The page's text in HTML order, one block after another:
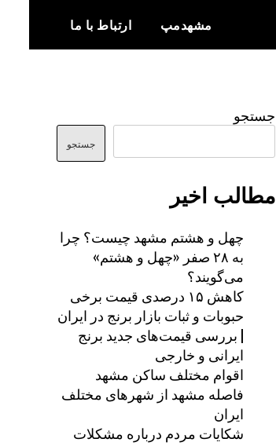
مشهدمپ ارتباط با ما
جستجو
جستجو
مطالب اخیر
چهل و هشتم مشهد چیست؟ چرا
به ۲۸ صفر «چهل و هشتم»
می‌گویند؟
کاهش ۱۵ درصدی قیمت برخی
حبوبات و ثبات بازار برنج در ایران
| بررسی قیمت‌های جدید برنج
ایرانی و خارجی
اقوام مختلف ساکن مشهد
فاصله مشهد از شهرهای مختلف
ایران
شکایات مردم درباره مشکلات